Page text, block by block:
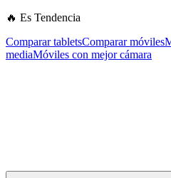
🔥 Es Tendencia
Comparar tabletsComparar móviles
mediaMóviles con mejor cámara